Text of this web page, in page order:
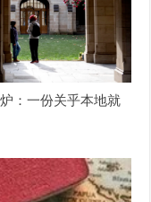
：一份关乎本地就